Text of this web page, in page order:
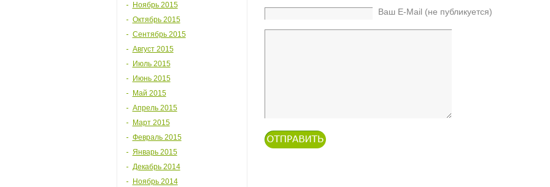
Ноябрь 2015
Октябрь 2015
Сентябрь 2015
Август 2015
Июль 2015
Июнь 2015
Май 2015
Апрель 2015
Март 2015
Февраль 2015
Январь 2015
Декабрь 2014
Ноябрь 2014
Ваш E-Mail (не публикуется)